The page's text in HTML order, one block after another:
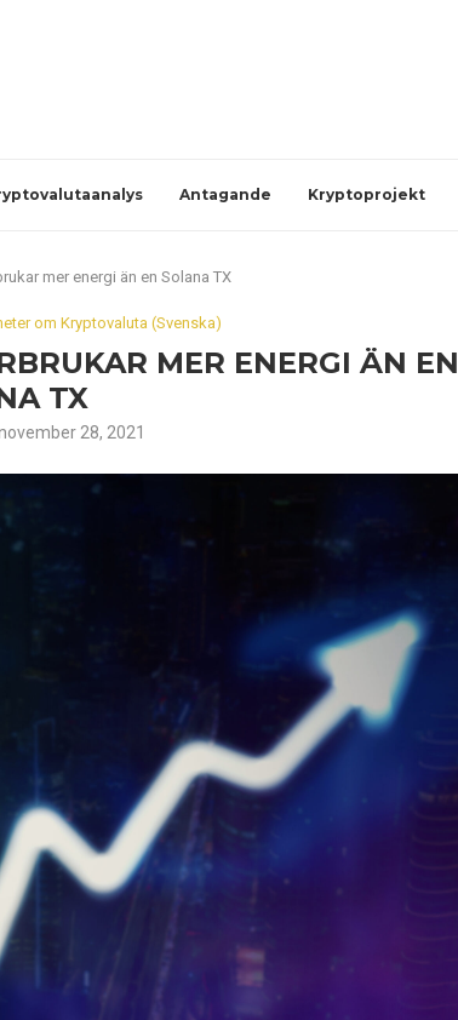
Antagande Kryptoprojekt
mer energi än en Solana TX
om Kryptovaluta (Svenska)
MER ENERGI ÄN EN
TX
28, 2021